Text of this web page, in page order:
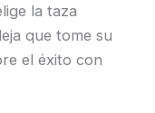
la taza
que tome su
el éxito con